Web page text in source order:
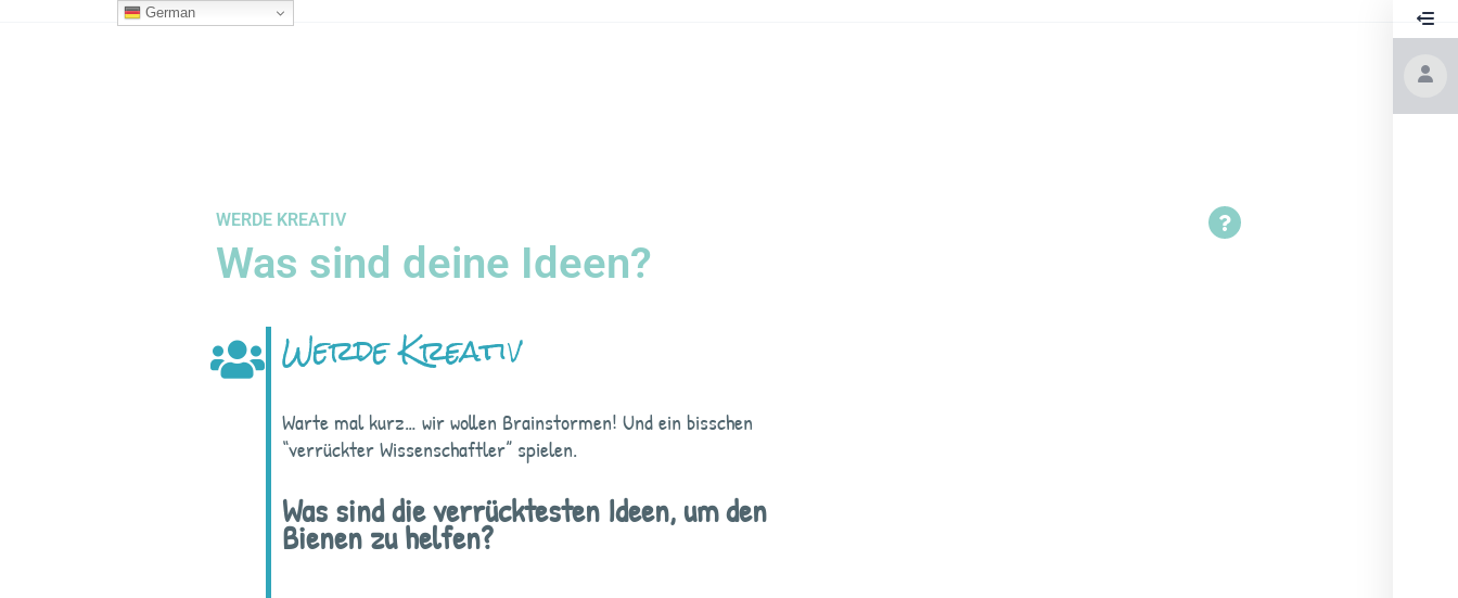
WERDE KREATIV
Was sind deine Ideen?
Werde Kreativ
Warte mal kurz… wir wollen Brainstormen! Und ein bisschen
“verrückter Wissenschaftler” spielen.
Was sind die verrücktesten Ideen, um den
Bienen zu helfen?
German